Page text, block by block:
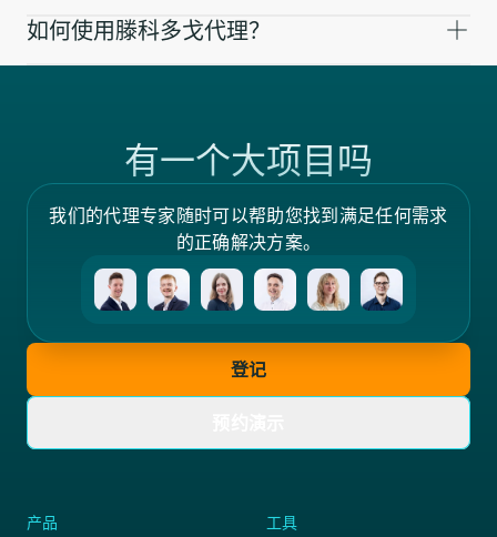
如何使用滕科多戈代理？
有一个大项目吗
我们的代理专家随时可以帮助您找到满足任何需求
的正确解决方案。
登记
产品 工具